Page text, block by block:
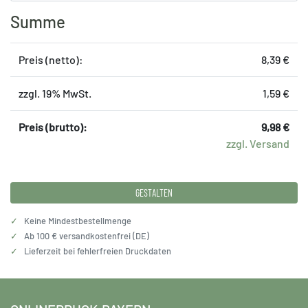
Summe
Preis (netto): 8,39 €
zzgl. 19% MwSt. 1,59 €
Preis (brutto):
9,98 €
zzgl. Versand
GESTALTEN
✓
Keine Mindestbestellmenge
✓
Ab 100 € versandkostenfrei (DE)
✓
Lieferzeit bei fehlerfreien Druckdaten